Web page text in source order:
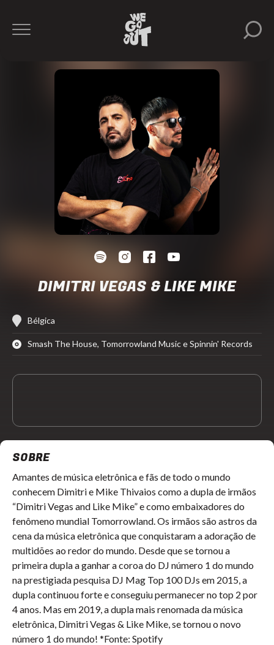
DIMITRI VEGAS & LIKE MIKE
Bélgica
Smash The House, Tomorrowland Music e Spinnin' Records
SOBRE
Amantes de música eletrônica e fãs de todo o mundo
conhecem Dimitri e Mike Thivaios como a dupla de irmãos
“Dimitri Vegas and Like Mike” e como embaixadores do
fenômeno mundial Tomorrowland. Os irmãos são astros da
cena da música eletrônica que conquistaram a adoração de
multidões ao redor do mundo. Desde que se tornou a
primeira dupla a ganhar a coroa do DJ número 1 do mundo
na prestigiada pesquisa DJ Mag Top 100 DJs em 2015, a
dupla continuou forte e conseguiu permanecer no top 2 por
4 anos. Mas em 2019, a dupla mais renomada da música
eletrônica, Dimitri Vegas & Like Mike, se tornou o novo
número 1 do mundo! *Fonte: Spotify